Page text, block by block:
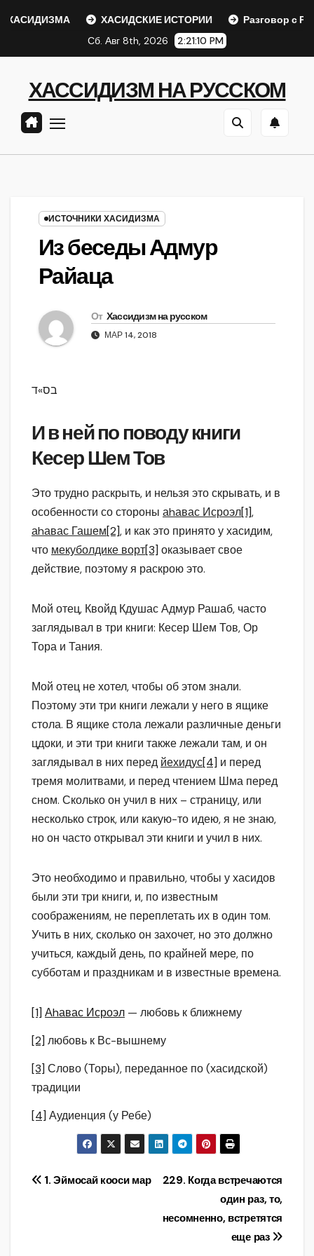
ХАСИДСКИЕ ИСТОРИИ
Разговор с Ребе
Сб. Авг 8th, 2026
2:21:11 PM
ХАССИДИЗМ НА РУССКОМ
ИСТОЧНИКИ ХАСИДИЗМА
Из беседы Адмур
Райаца
От Хассидизм на русском
МАР 14, 2018
בס»ד
И в ней по поводу книги
Кесер Шем Тов
Это трудно раскрыть, и нельзя это скрывать, и в
особенности со стороны аhавас Исроэл[1],
аhавас Гашем[2], и как это принято у хасидим,
что мекуболдике ворт[3] оказывает свое
действие, поэтому я раскрою это.
Мой отец, Квойд Кдушас Адмур Рашаб, часто
заглядывал в три книги: Кесер Шем Тов, Ор
Тора и Тания.
Мой отец не хотел, чтобы об этом знали.
Поэтому эти три книги лежали у него в ящике
стола. В ящике стола лежали различные деньги
цдоки, и эти три книги также лежали там, и он
заглядывал в них перед йехидус[4] и перед
тремя молитвами, и перед чтением Шма перед
сном. Сколько он учил в них – страницу, или
несколько строк, или какую-то идею, я не знаю,
но он часто открывал эти книги и учил в них.
Это необходимо и правильно, чтобы у хасидов
были эти три книги, и, по известным
соображениям, не переплетать их в один том.
Учить в них, сколько он захочет, но это должно
учиться, каждый день, по крайней мере, по
субботам и праздникам и в известные времена.
[1] Аhавас Исроэл — любовь к ближнему
[2] любовь к Вс-вышнему
[3] Слово (Торы), переданное по (хасидской)
традиции
[4] Аудиенция (у Ребе)
Навигация
229. Когда встречаются
один раз, то,
несомненно, встретятся
еще раз
1. Эймосай кооси мар